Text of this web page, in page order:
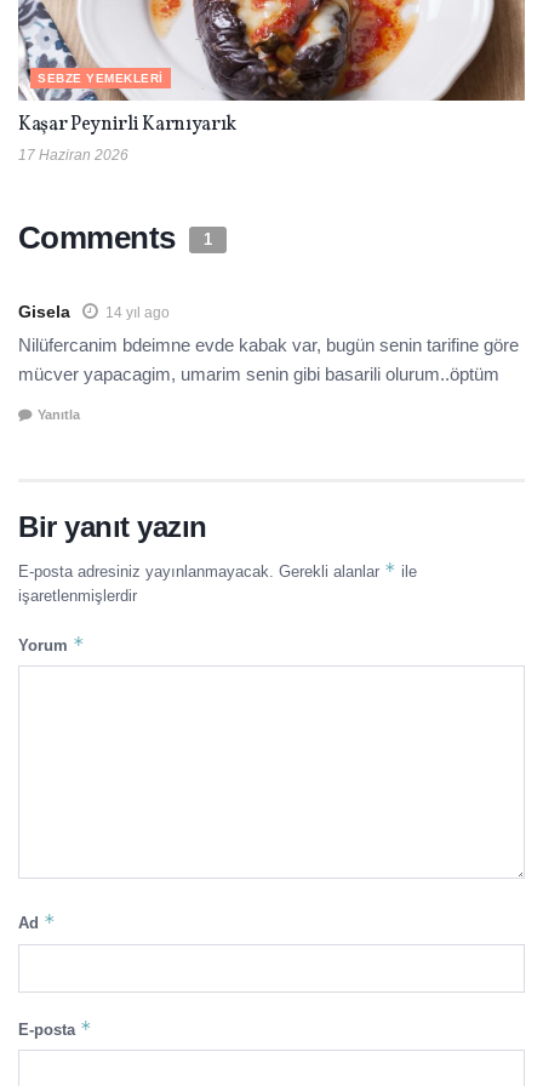
SEBZE YEMEKLERI
Kaşar Peynirli Karnıyarık
17 Haziran 2026
Comments 1
Gisela 14 yıl ago
Nilüfercanim bdeimne evde kabak var, bugün senin tarifine göre
mücver yapacagim, umarim senin gibi basarili olurum..öptüm
Yanıtla
Bir yanıt yazın
E-posta adresiniz yayınlanmayacak. Gerekli alanlar * ile
işaretlenmişlerdir
Yorum *
Ad *
E-posta *